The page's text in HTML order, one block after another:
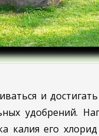
и
удобрений.
калия его